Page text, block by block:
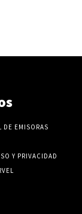
DE EMISORAS
Y PRIVACIDAD